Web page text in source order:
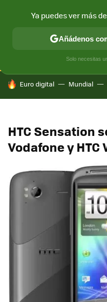
CONECTIVIDAD MÓVIL Y
HOY SE HABLA DE
Euro digital Mundial
HTC Sensation
Vodafone y HTC
Ya puedes ver más
Añádenos
Solo necesitas